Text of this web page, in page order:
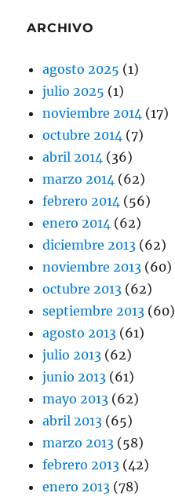
ARCHIVO
agosto 2025 (1)
julio 2025 (1)
noviembre 2014 (17)
octubre 2014 (7)
abril 2014 (36)
marzo 2014 (62)
febrero 2014 (56)
enero 2014 (62)
diciembre 2013 (62)
noviembre 2013 (60)
octubre 2013 (62)
septiembre 2013 (60)
agosto 2013 (61)
julio 2013 (62)
junio 2013 (61)
mayo 2013 (62)
abril 2013 (65)
marzo 2013 (58)
febrero 2013 (42)
enero 2013 (78)